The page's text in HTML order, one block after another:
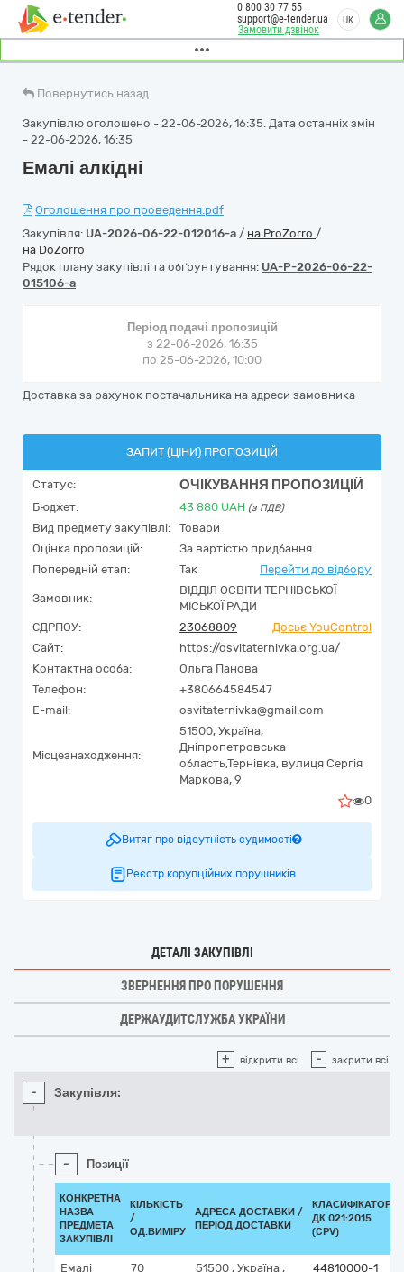
Замовити дзвінок
0 800 30 77 55
support@e-tender.ua
UK
Повернутись назад
Закупівлю оголошено - 22-06-2026, 16:35. Дата останніх змін
- 22-06-2026, 16:35
Емалі алкідні
Оголошення про проведення.pdf
Закупівля: UA-2026-06-22-012016-a / на ProZorro /
на DoZorro
Рядок плану закупівлі та обґрунтування: UA-P-2026-06-22-
015106-a
Період подачі пропозицій
з 22-06-2026, 16:35
по 25-06-2026, 10:00
Доставка за рахунок постачальника на адреси замовника
ЗАПИТ (ЦІНИ) ПРОПОЗИЦІЙ
Статус: ОЧІКУВАННЯ ПРОПОЗИЦІЙ
Бюджет: 43 880 UAH (з ПДВ)
Вид предмету закупівлі:
Товари
Оцінка пропозицій:
За вартістю придбання
Попередній етап:
Так Перейти до відбору
Замовник:
ВІДДІЛ ОСВІТИ ТЕРНІВСЬКОЇ
МІСЬКОЇ РАДИ
ЄДРПОУ:
23068809
Досьє YouControl
Сайт:
https://osvitaternivka.org.ua/
Контактна особа:
Ольга Панова
Телефон:
+380664584547
E-mail:
osvitaternivka@gmail.com
Місцезнаходження:
51500, Україна,
Дніпропетровська
область,Тернівка, вулиця Сергія
Маркова, 9
0
Витяг про відсутність судимості
Реєстр корупційних порушників
ДЕТАЛІ ЗАКУПІВЛІ
ЗВЕРНЕННЯ ПРО ПОРУШЕННЯ
ДЕРЖАУДИТСЛУЖБА УКРАЇНИ
+ відкрити всі - закрити всі
- Закупівля:
- Позиції
КОНКРЕТНА
НАЗВА
ПРЕДМЕТА
ЗАКУПІВЛІ
КІЛЬКІСТЬ
/
ОД.ВИМІРУ
АДРЕСА ДОСТАВКИ /
ПЕРІОД ДОСТАВКИ
КЛАСИФІКАТОР
ДК 021:2015
(CPV)
Емалі
70
51500 , Україна ,
44810000-1